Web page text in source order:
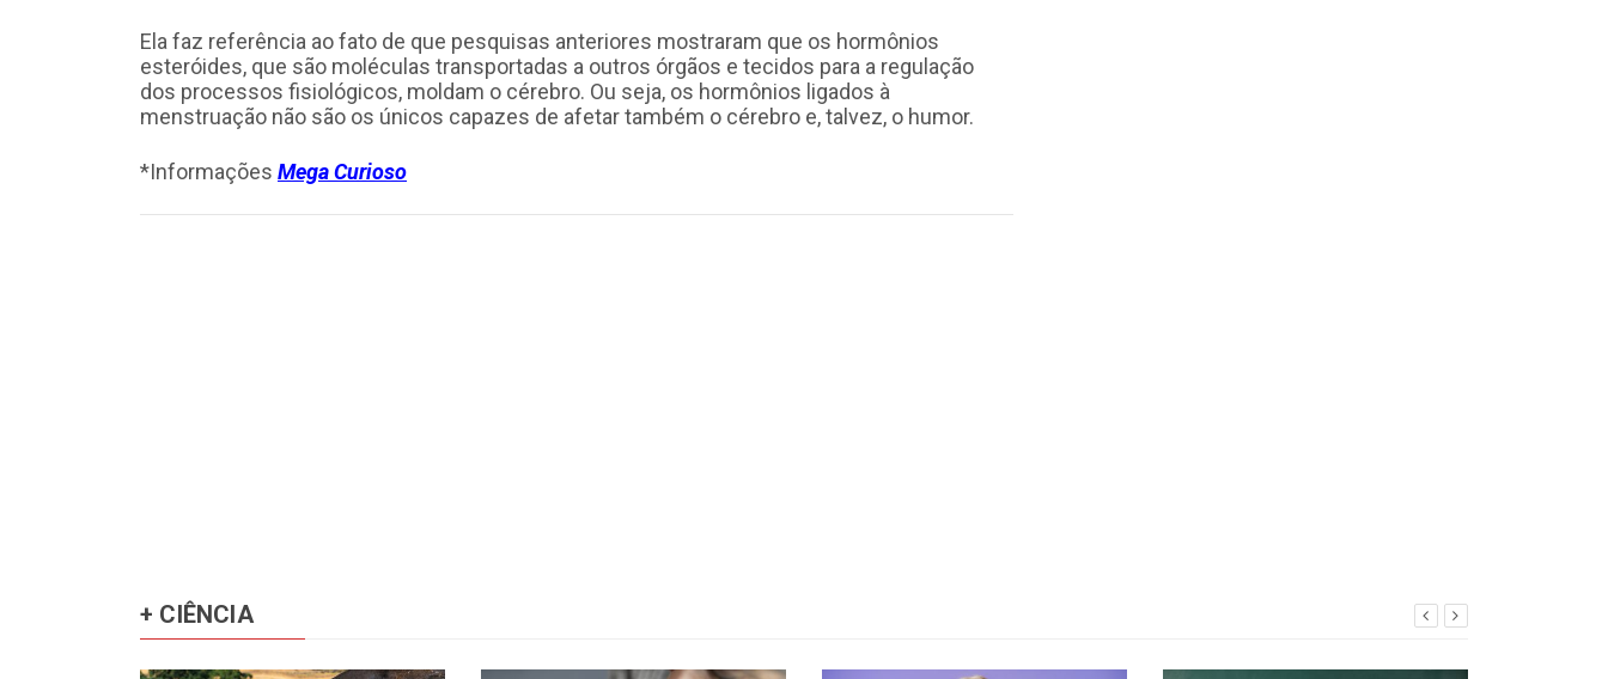
Ela faz referência ao fato de que pesquisas anteriores mostraram que os hormônios
esteróides, que são moléculas transportadas a outros órgãos e tecidos para a regulação
dos processos fisiológicos, moldam o cérebro. Ou seja, os hormônios ligados à
menstruação não são os únicos capazes de afetar também o cérebro e, talvez, o humor.
*Informações Mega Curioso
+ CIÊNCIA